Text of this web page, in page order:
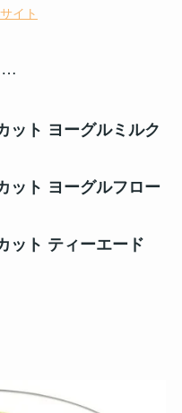
イト
…
ット ヨーグルミルク
ット ヨーグルフロー
ット ティーエード